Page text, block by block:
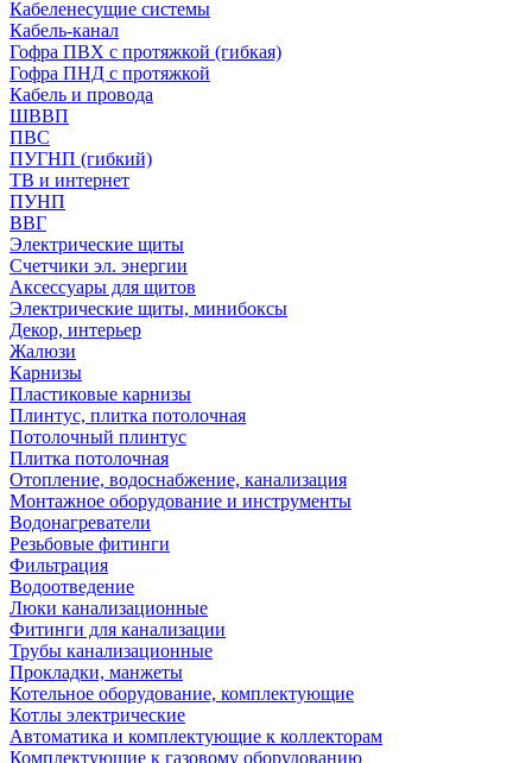
Кабеленесущие системы
Кабель-канал
Гофра ПВХ с протяжкой (гибкая)
Гофра ПНД с протяжкой
Кабель и провода
ШВВП
ПВС
ПУГНП (гибкий)
ТВ и интернет
ПУНП
ВВГ
Электрические щиты
Счетчики эл. энергии
Аксессуары для щитов
Электрические щиты, минибоксы
Декор, интерьер
Жалюзи
Карнизы
Пластиковые карнизы
Плинтус, плитка потолочная
Потолочный плинтус
Плитка потолочная
Отопление, водоснабжение, канализация
Монтажное оборудование и инструменты
Водонагреватели
Резьбовые фитинги
Фильтрация
Водоотведение
Люки канализационные
Фитинги для канализации
Трубы канализационные
Прокладки, манжеты
Котельное оборудование, комплектующие
Котлы электрические
Автоматика и комплектующие к коллекторам
Комплектующие к газовому оборудованию